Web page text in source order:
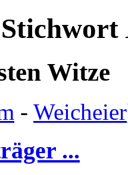
Witze
- Weicheier
...